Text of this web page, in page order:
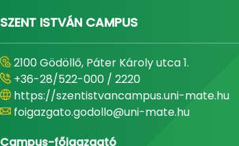
SZENT ISTVÁN CAMPUS
2100 Gödöllő, Páter Károly utca 1.
+36-28/522-000 / 2220
https://szentistvancampus.uni-mate.hu
foigazgato.godollo@uni-mate.hu
Campus-főigazgató